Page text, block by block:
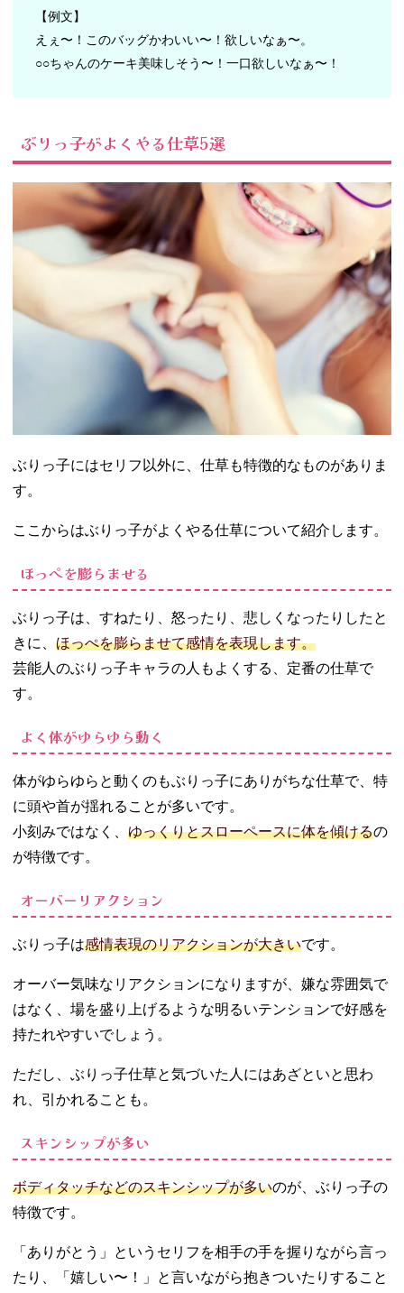
【例文】
えぇ〜！このバッグかわいい〜！欲しいなぁ〜。
○○ちゃんのケーキ美味しそう〜！一口欲しいなぁ〜！
ぶりっ子がよくやる仕草5選
ぶりっ子にはセリフ以外に、仕草も特徴的なものがありま
す。
ここからはぶりっ子がよくやる仕草について紹介します。
ほっぺを膨らませる
ぶりっ子は、すねたり、怒ったり、悲しくなったりしたと
きに、 ほっぺを膨らませて感情を表現します。
芸能人のぶりっ子キャラの人もよくする、定番の仕草で
す。
よく体がゆらゆら動く
体がゆらゆらと動くのもぶりっ子にありがちな仕草で、特
に頭や首が揺れることが多いです。
小刻みではなく、 ゆっくりとスローペースに体を傾けるの
が特徴です。
オーバーリアクション
ぶりっ子は感情表現のリアクションが大きいです。
オーバー気味なリアクションになりますが、嫌な雰囲気で
はなく、場を盛り上げるような明るいテンションで好感を
持たれやすいでしょう。
ただし、ぶりっ子仕草と気づいた人にはあざといと思わ
れ、引かれることも。
スキンシップが多い
ボディタッチなどのスキンシップが多いのが、ぶりっ子の
特徴です。
「ありがとう」というセリフを相手の手を握りながら言っ
たり、「嬉しい〜！」と言いながら抱きついたりすること